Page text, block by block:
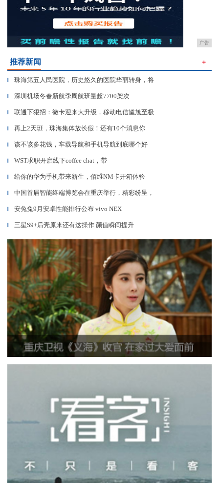
广告
推荐新闻 ＋
▎ 珠海第五人民医院，历史悠久的医院华丽转身，将
▎ 深圳机场冬春新航季周航班量超7700架次
▎ 联通下狠招：微卡迎来大升级，移动电信尴尬至极
▎ 再上2天班，珠海集体放长假！还有10个消息你
▎ 该不该多花钱，车载导航和手机导航到底哪个好
▎ WST求职开启线下coffee chat，带
▎ 给你的华为手机带来新生，佰维NM卡开箱体验
▎ 中国首届智能终端博览会在重庆举行，精彩纷呈，
▎ 安兔兔9月安卓性能排行公布 vivo NEX
▎ 三星S9+后壳原来还有这操作 颜值瞬间提升